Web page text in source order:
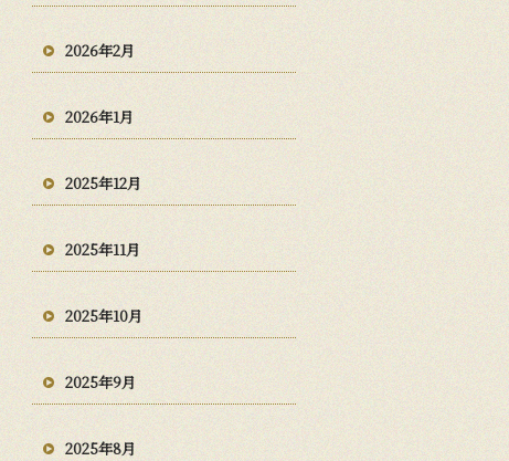
2026年2月
2026年1月
2025年12月
2025年11月
2025年10月
2025年9月
2025年8月